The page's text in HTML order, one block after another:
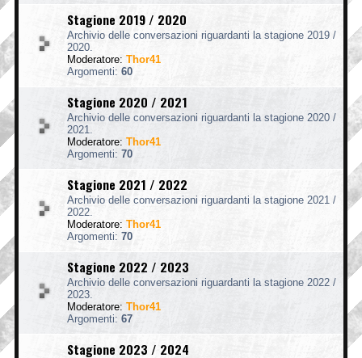
Stagione 2019 / 2020
Archivio delle conversazioni riguardanti la stagione 2019 /
2020.
Moderatore: Thor41
Argomenti: 60
Stagione 2020 / 2021
Archivio delle conversazioni riguardanti la stagione 2020 /
2021.
Moderatore: Thor41
Argomenti: 70
Stagione 2021 / 2022
Archivio delle conversazioni riguardanti la stagione 2021 /
2022.
Moderatore: Thor41
Argomenti: 70
Stagione 2022 / 2023
Archivio delle conversazioni riguardanti la stagione 2022 /
2023.
Moderatore: Thor41
Argomenti: 67
Stagione 2023 / 2024